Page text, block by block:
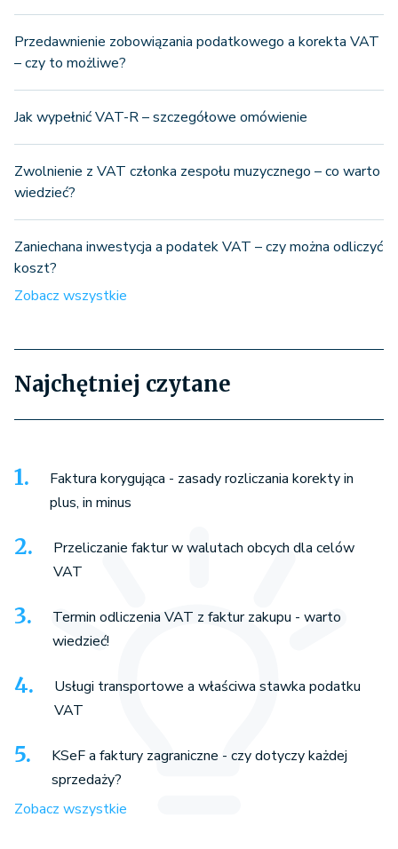
Przedawnienie zobowiązania podatkowego a korekta VAT
– czy to możliwe?
Jak wypełnić VAT-R – szczegółowe omówienie
Zwolnienie z VAT członka zespołu muzycznego – co warto
wiedzieć?
Zaniechana inwestycja a podatek VAT – czy można odliczyć
koszt?
Zobacz wszystkie
Najchętniej czytane
Faktura korygująca - zasady rozliczania korekty in
plus, in minus
Przeliczanie faktur w walutach obcych dla celów
VAT
Termin odliczenia VAT z faktur zakupu - warto
wiedzieć!
Usługi transportowe a właściwa stawka podatku
VAT
KSeF a faktury zagraniczne - czy dotyczy każdej
sprzedaży?
Zobacz wszystkie